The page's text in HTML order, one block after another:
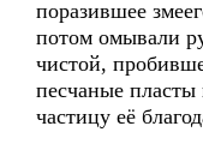
поразившее
потом омывали
чистой,
песчаные пласты
частицу её